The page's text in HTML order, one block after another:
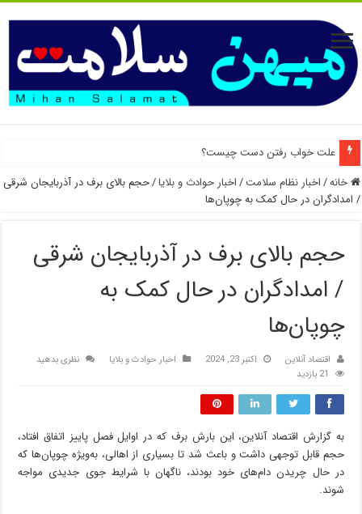
علت خواب رفتن دست چیست؟
خانه/اخبار نظام سلامت /اخبار حوادث و بلایا/حجم بالای برف در آذربایجان شرقی
/ امدادگران در حال کمک به چوپان‌ها
حجم بالای برف در آذربایجان شرقی
/ امدادگران در حال کمک به
چوپان‌ها
اقتصاد آنلاین اکتبر 23, 2024 اخبار حوادث و بلایا
نظری بدهید
21 بازدید
به گزارش اقتصاد آنلاین، این بارش برف که در اوایل فصل پاییز اتفاق افتاد،
حجم قابل توجهی داشت و باعث شد تا بسیاری از اهالی، به‌ویژه چوپان‌ها که
در حال چریدن دام‌های خود بودند، ناگهان با شرایط جوی جدیدی مواجه
شوند.